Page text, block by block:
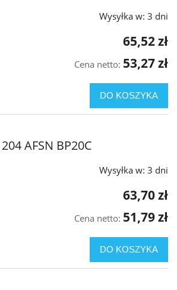
Wysyłka w: 3 dni
65,52 zł
Cena netto: 53,27 zł
DO KOSZYKA
AFSN BP20C
Wysyłka w: 3 dni
63,70 zł
Cena netto: 51,79 zł
DO KOSZYKA